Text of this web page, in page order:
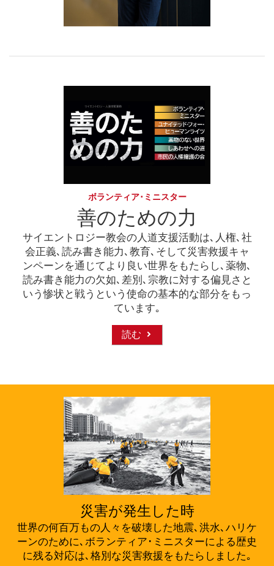
ボランティア･ミニスター
善のための力
サイエントロジー教会の人道支援活動は､人権､社
会正義､読み書き能力､教育､そして災害救援キャ
ンペーンを通じてより良い世界をもたらし､薬物､
読み書き能力の欠如､差別､宗教に対する偏見さと
いう惨状と戦うという使命の基本的な部分をもっ
ています｡
読む
災害が発生した時
世界の何百万もの人々を破壊した地震､洪水､ハリケ
ーンのために､ボランティア･ミニスターによる歴史
に残る対応は､格別な災害救援をもたらしました｡